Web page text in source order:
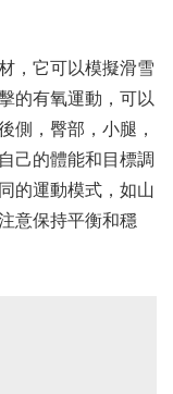
，它可以模擬滑雪
的有氧運動，可以
側，臀部，小腿，
己的體能和目標調
的運動模式，如山
意保持平衡和穩